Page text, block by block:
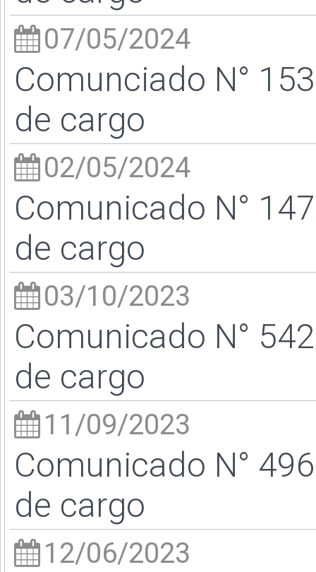
07/05/2024
Comunciado N°
de cargo
02/05/2024
Comunicado N°
de cargo
03/10/2023
Comunicado N°
de cargo
11/09/2023
Comunicado N°
de cargo
12/06/2023